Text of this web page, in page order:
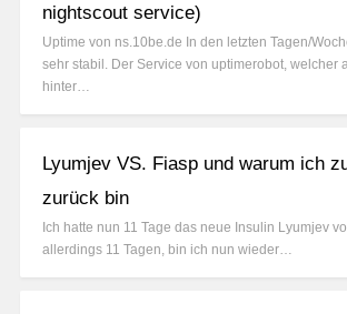
nightscout service)
Uptime von ns.10be.de In den letzten Tagen/
sehr stabil. Der Service von uptimerobot, welcher
hinter…
Lyumjev VS. Fiasp und warum ich
zurück bin
Ich hatte nun 11 Tage das neue Insulin Lyumjev
allerdings 11 Tagen, bin ich nun wieder…